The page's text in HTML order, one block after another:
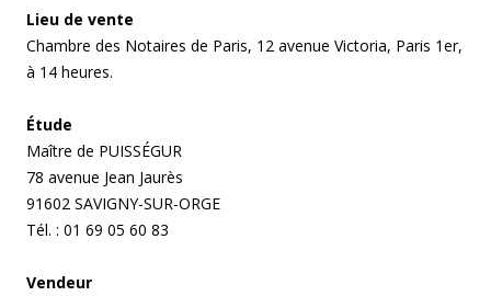
Lieu de vente
Chambre des Notaires de Paris, 12 avenue Victoria, Paris 1er,
à 14 heures.
Étude
Maître de PUISSÉGUR
78 avenue Jean Jaurès
91602 SAVIGNY-SUR-ORGE
Tél. : 01 69 05 60 83
Vendeur